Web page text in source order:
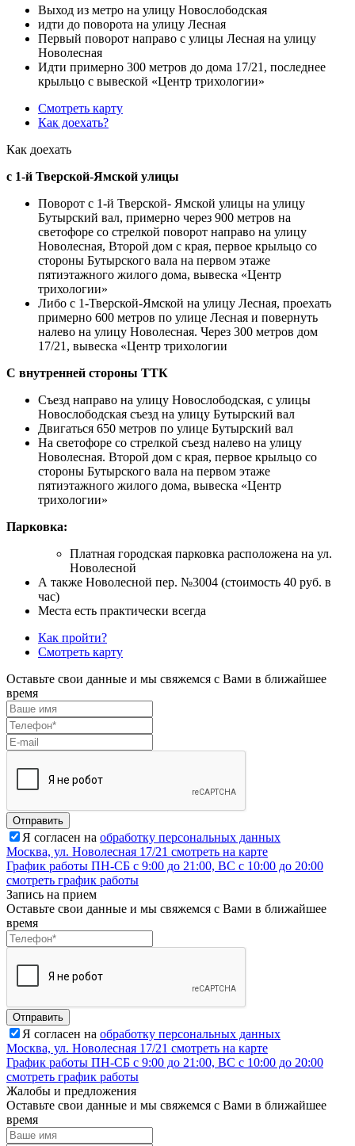
Выход из метро на улицу Новослободская
идти до поворота на улицу Лесная
Первый поворот направо с улицы Лесная на улицу
Новолесная
Идти примерно 300 метров до дома 17/21, последнее
крыльцо с вывеской «Центр трихологии»
Смотреть карту
Как доехать?
Как доехать
с 1-й Тверской-Ямской улицы
Поворот с 1-й Тверской- Ямской улицы на улицу
Бутырский вал, примерно через 900 метров на
светофоре со стрелкой поворот направо на улицу
Новолесная, Второй дом с края, первое крыльцо со
стороны Бутырского вала на первом этаже
пятиэтажного жилого дома, вывеска «Центр
трихологии»
Либо с 1-Тверской-Ямской на улицу Лесная, проехать
примерно 600 метров по улице Лесная и повернуть
налево на улицу Новолесная. Через 300 метров дом
17/21, вывеска «Центр трихологии
С внутренней стороны ТТК
Съезд направо на улицу Новослободская, с улицы
Новослободская съезд на улицу Бутырский вал
Двигаться 650 метров по улице Бутырский вал
На светофоре со стрелкой съезд налево на улицу
Новолесная. Второй дом с края, первое крыльцо со
стороны Бутырского вала на первом этаже
пятиэтажного жилого дома, вывеска «Центр
трихологии»
Парковка:
Платная городская парковка расположена на ул.
Новолесной
А также Новолесной пер. №3004 (стоимость 40 руб. в
час)
Места есть практически всегда
Как пройти?
Смотреть карту
Оставьте свои данные и мы свяжемся с Вами в ближайшее
время
Отправить
Я согласен на обработку персональных данных
Москва, ул. Новолесная 17/21 смотреть на карте
График работы ПН-СБ с 9:00 до 21:00, ВС с 10:00 до 20:00
смотреть график работы
Запись на прием
Оставьте свои данные и мы свяжемся с Вами в ближайшее
время
Отправить
Я согласен на обработку персональных данных
Москва, ул. Новолесная 17/21 смотреть на карте
График работы ПН-СБ с 9:00 до 21:00, ВС с 10:00 до 20:00
смотреть график работы
Жалобы и предложения
Оставьте свои данные и мы свяжемся с Вами в ближайшее
время